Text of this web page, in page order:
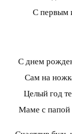
С первым
С днем
Сам на
Целый год
Маме с папой